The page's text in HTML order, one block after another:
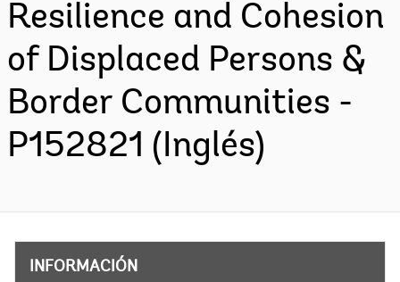
Resilience and Cohesion
of Displaced Persons &
Border Communities -
P152821 (Inglés)
INFORMACIÓN